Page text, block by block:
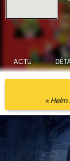
ACTU
«